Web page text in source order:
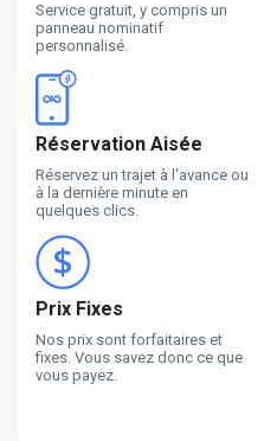
Service gratuit, y compris un
panneau nominatif
personnalisé.
Réservation Aisée
Réservez un trajet à l'avance ou
à la dernière minute en
quelques clics.
Prix Fixes
Nos prix sont forfaitaires et
fixes. Vous savez donc ce que
vous payez.